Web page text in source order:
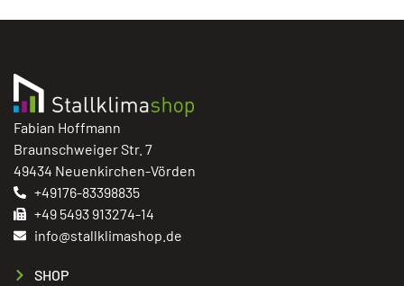
Fabian Hoffmann
Braunschweiger Str. 7
49434 Neuenkirchen-Vörden
+49176-83398835
+49 5493 913274-14
info@stallklimashop.de
SHOP